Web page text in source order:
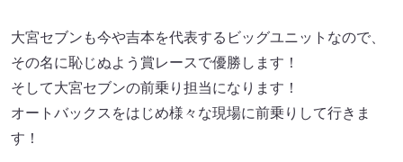
大宮セブンも今や吉本を代表するビッグユニットなので、
その名に恥じぬよう賞レースで優勝します！
そして大宮セブンの前乗り担当になります！
オートバックスをはじめ様々な現場に前乗りして行きま
す！